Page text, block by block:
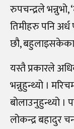
रुपचन्द्रले भन्नुभो,
तिमीहरु पनि
छौ, बहुलाइसकेका
यस्तै प्रकारले
भन्नुहुन्थ्यो ।
बोलाउनुहुन्थ्यो ।
लोकन्द्र बहादुर